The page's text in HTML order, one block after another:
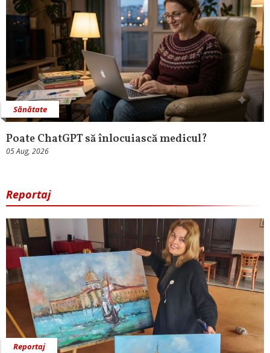
Sănătate
Poate ChatGPT să înlocuiască medicul?
05 Aug, 2026
Reportaj
Reportaj